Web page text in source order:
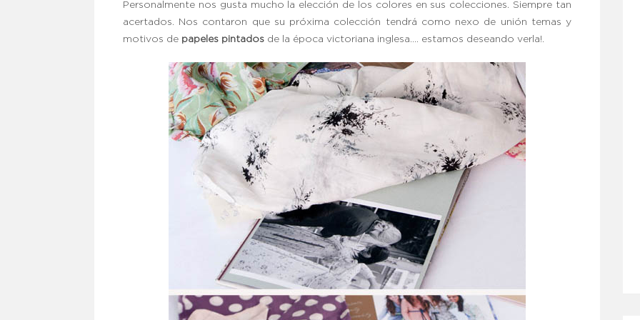
Personalmente nos gusta mucho la elección de los colores en sus colecciones. Siempre tan
acertados. Nos contaron que su próxima colección tendrá como nexo de unión temas y
motivos de papeles pintados de la época victoriana inglesa…. estamos deseando verla!.